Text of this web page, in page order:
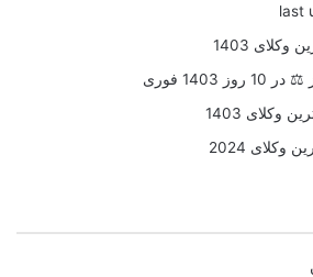
1403
فوری
وکلای 1403
2024